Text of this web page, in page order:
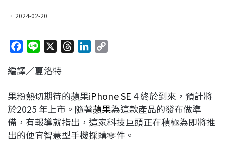
2024-02-20
c
b
o
o
k
n
a
d
s
e
d
I
n
L
i
n
k
編譯／夏洛特
果粉熱切期待的蘋果iPhone SE 4 終於到來，預計將
於2025 年上市。隨著蘋果為這款產品的發布做準
備，有報導就指出，這家科技巨頭正在積極為即將推
出的便宜智慧型手機採購零件。